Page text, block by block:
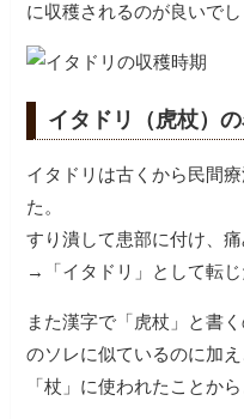
に収穫されるのが良いでし
イタドリ（虎杖）
イタドリは古くから民間
た。
すり潰して患部に付け、
→「イタドリ」として転じ
また漢字で「虎杖」と書
のソレに似ているのに加
「杖」に使われたことか